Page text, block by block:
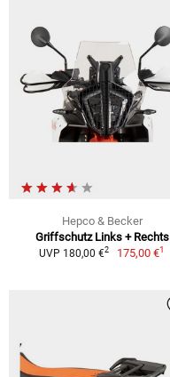
Hepco & Becker
Griffschutz Links + Rechts
UVP 180,00 €2 175,00 €1